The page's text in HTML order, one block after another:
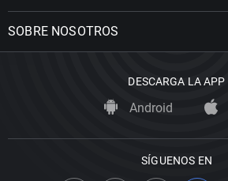
SOBRE NOSOTROS
DESCARGA LA APP
Android
SÍGUENOS EN